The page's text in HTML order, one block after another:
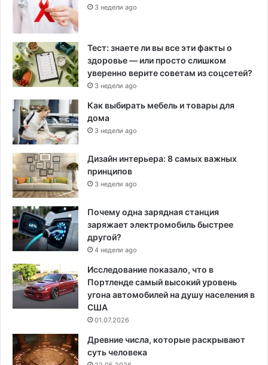
3 недели ago
Тест: знаете ли вы все эти факты о
здоровье — или просто слишком
уверенно верите советам из соцсетей?
3 недели ago
Как выбирать мебель и товары для
дома
3 недели ago
Дизайн интерьера: 8 самых важных
принципов
3 недели ago
Почему одна зарядная станция
заряжает электромобиль быстрее
другой?
4 недели ago
Исследование показало, что в
Портленде самый высокий уровень
угона автомобилей на душу населения в
США
01.07.2026
Древние числа, которые раскрывают
суть человека